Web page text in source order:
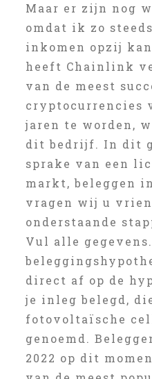
Maar er zijn nog
omdat ik zo
inkomen opzij
heeft Chainlink
van de meest
cryptocurrencies
jaren te worden,
dit bedrijf. In dit
sprake van een
markt, beleggen
vragen wij u
onderstaande
Vul alle
direct af op de
je inleg belegd,
fotovoltaïsche
genoemd.
2022 op dit